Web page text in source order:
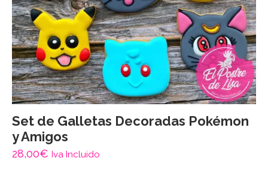
Set de Galletas Decoradas Pokémon
y Amigos
28,00€ Iva Incluido